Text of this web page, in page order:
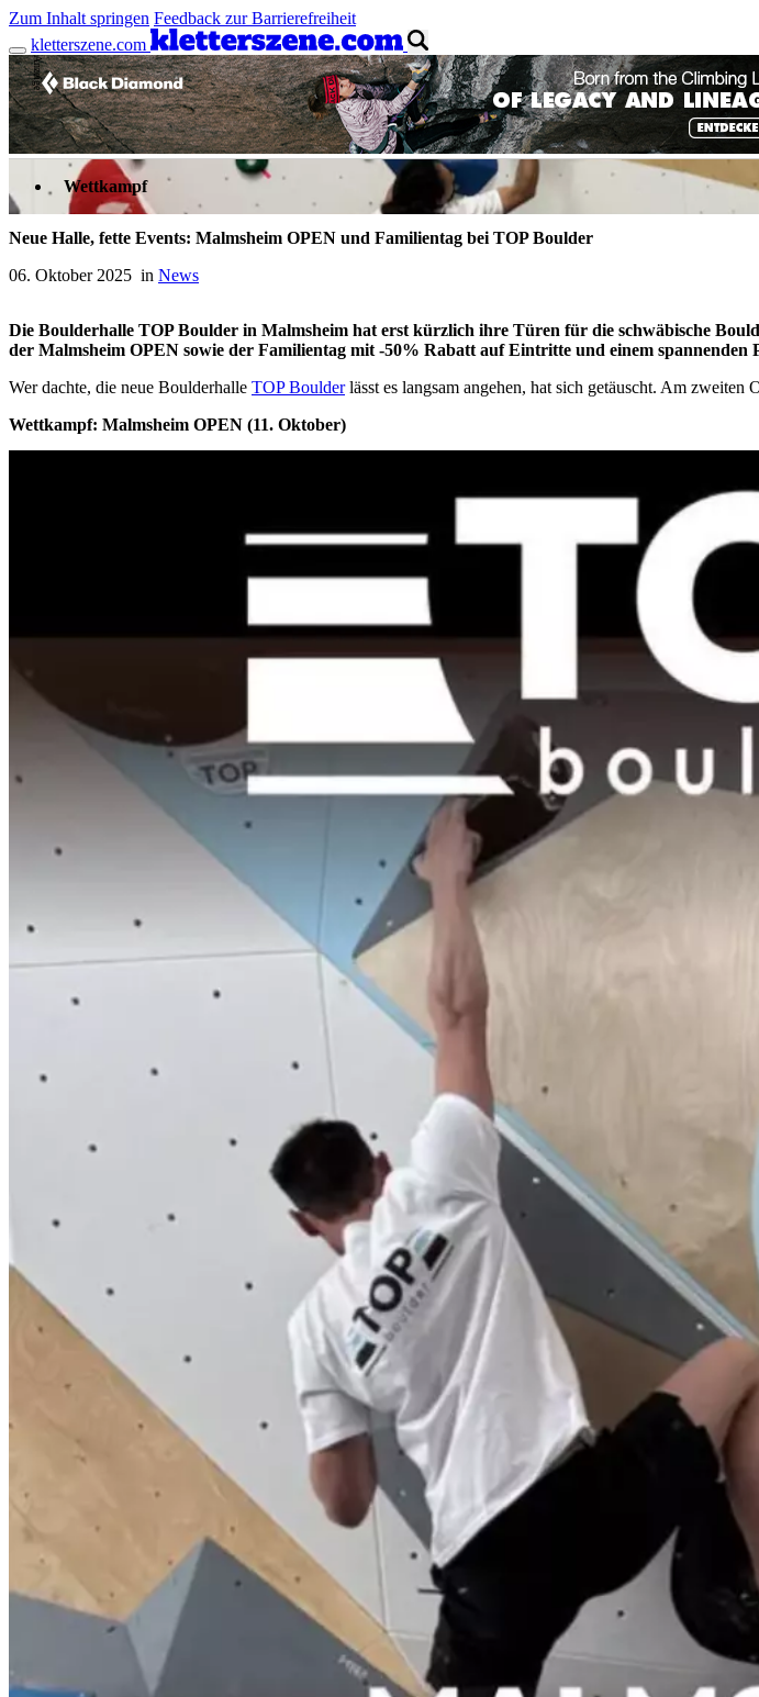
Zum Inhalt springen Feedback zur Barrierefreiheit
kletterszene.com
Anzeige
Neue Halle, fette Events: Malmsheim OPEN und Familientag bei TOP Boulder
06. Oktober 2025 in News
Wettkampf
Die Boulderhalle TOP Boulder in Malmsheim hat erst kürzlich ihre Türen für die schwäbische
der Malmsheim OPEN sowie der Familientag mit -50% Rabatt auf Eintritte und einem spannenden
Wer dachte, die neue Boulderhalle TOP Boulderlässt es langsam angehen, hat sich getäuscht. Am
Wettkampf: Malmsheim OPEN (11. Oktober)